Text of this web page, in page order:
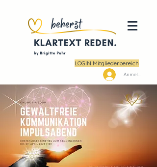
LOGIN Mitgliederbereich
Anmelden